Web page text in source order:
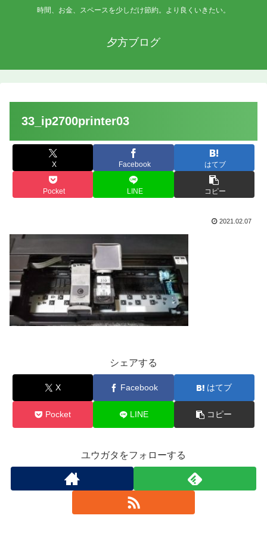
時間、お金、スペースを少しだけ節約。より良くいきたい。
夕方ブログ
33_ip2700printer03
X Facebook はてブ
Pocket LINE コピー
2021.02.07
シェアする
X Facebook はてブ
Pocket LINE コピー
ユウガタをフォローする